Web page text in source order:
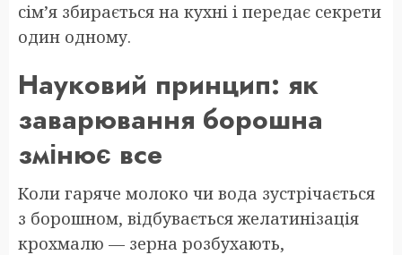
сім’я збирається на кухні і передає секрети
один одному.
Науковий принцип: як
заварювання борошна
змінює все
Коли гаряче молоко чи вода зустрічається
з борошном, відбувається желатинізація
крохмалю — зерна розбухають,